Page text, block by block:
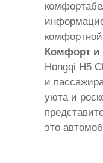
Комфорт и
Hongqi H5
и
уюта и
это